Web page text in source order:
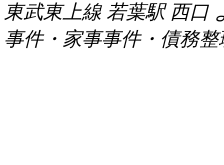
東武東上線 若葉駅 西
事件・家事事件・債務